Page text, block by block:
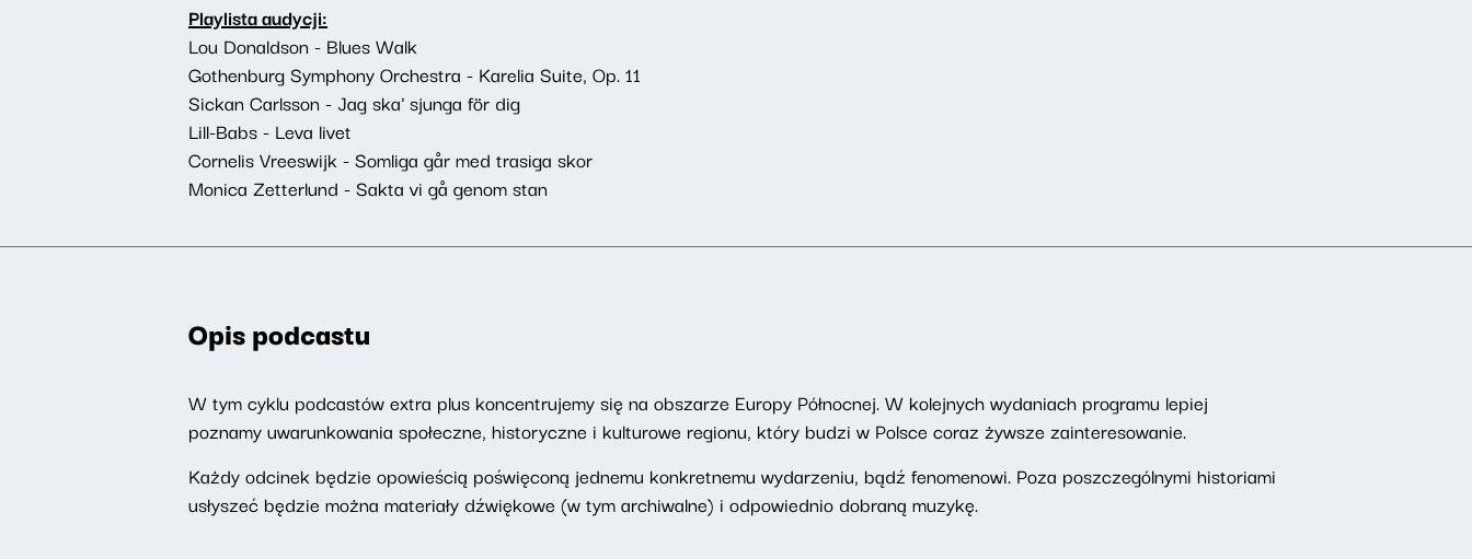
Playlista audycji:
Lou Donaldson - Blues Walk
Gothenburg Symphony Orchestra - Karelia Suite, Op. 11
Sickan Carlsson - Jag ska' sjunga för dig
Lill-Babs - Leva livet
Cornelis Vreeswijk - Somliga går med trasiga skor
Monica Zetterlund - Sakta vi gå genom stan
Opis podcastu
W tym cyklu podcastów extra plus koncentrujemy się na obszarze Europy Północnej. W kolejnych wydaniach programu lepiej
poznamy uwarunkowania społeczne, historyczne i kulturowe regionu, który budzi w Polsce coraz żywsze zainteresowanie.
Każdy odcinek będzie opowieścią poświęconą jednemu konkretnemu wydarzeniu, bądź fenomenowi. Poza poszczególnymi historiami
usłyszeć będzie można materiały dźwiękowe (w tym archiwalne) i odpowiednio dobraną muzykę.